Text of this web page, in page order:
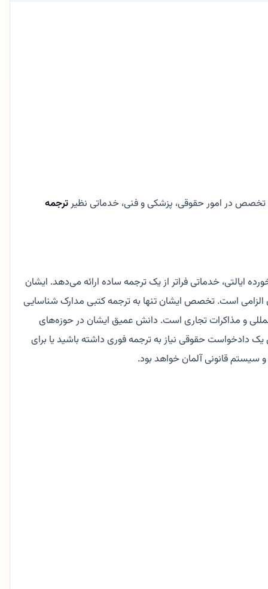
ترجمه
ایالتی، خدماتی فراتر از یک ترجمه ساده ارائه می‌دهد. ایشان
الزامی است. تخصص ایشان تنها به ترجمه کتبی مدارک شناسایی
و مذاکرات تجاری است. دانش عمیق ایشان در حوزه‌های
دادخواست حقوقی نیاز به ترجمه فوری داشته باشید یا برای
و سیستم قانونی آلمان خواهد بود.